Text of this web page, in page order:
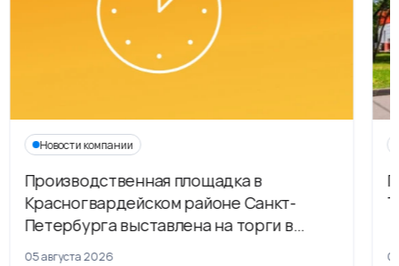
Новости компании
Производственная площадка в
Красногвардейском районе Санкт-
Петербурга выставлена на торги в
рамках приватизации
05 августа 2026